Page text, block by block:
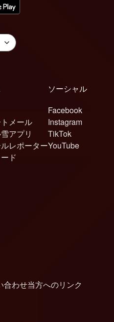
メール
アプリ
レポーター
ド
ソーシャル
Facebook
Instagram
TikTok
YouTube
合わせ当方へのリンク